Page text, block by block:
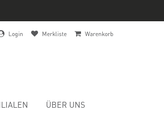
Login Merkliste Warenkorb
ÜBER UNS